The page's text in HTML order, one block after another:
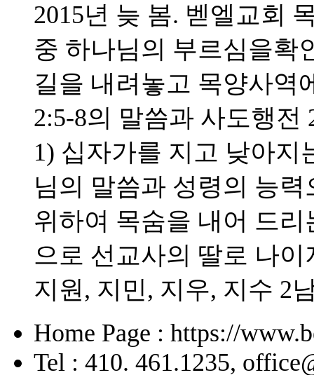
2015년 늦 봄. 벧엘교회
중 하나님의 부르심을확
길을 내려놓고 목양사역
2:5-8의 말씀과 사도행전
1) 십자가를 지고 낮아지
님의 말씀과 성령의 능
위하여 목숨을 내어 드
으로 선교사의 딸로 나
지원, 지민, 지우, 지수 2
Home Page : https://
Tel : 410. 461.1235,